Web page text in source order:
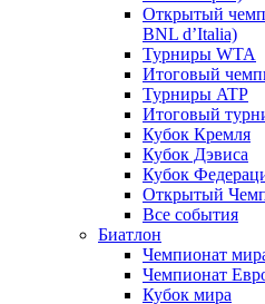
Открытый
BNL d’Italia)
Турниры WTA
Итоговый
Турниры ATP
Итоговый
Кубок Кремля
Кубок Дэвиса
Кубок
Открытый
Все события
Биатлон
Чемпионат
Чемпионат
Кубок мира